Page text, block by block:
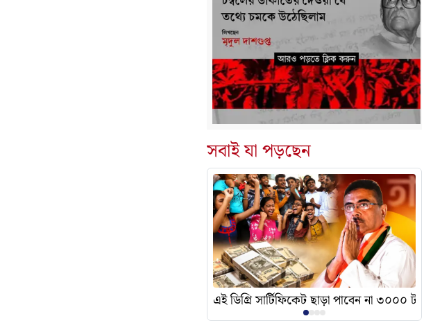
সবাই যা পড়ছেন
মিশর কোচ কেন 'এক্স' চিহ্ন দেখালেন? এর অর্থ কী?এই ডিগ্রি সার্টিফিকেট ছাড়া পাবেন না ৩০০০ টাকা